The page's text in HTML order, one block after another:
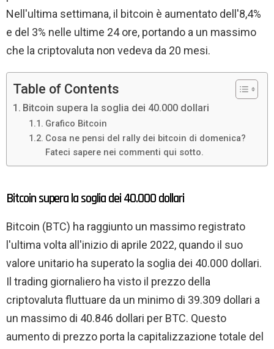
Nell'ultima settimana, il bitcoin è aumentato dell'8,4%
e del 3% nelle ultime 24 ore, portando a un massimo
che la criptovaluta non vedeva da 20 mesi.
Table of Contents
Bitcoin supera la soglia dei 40.000 dollari
Grafico Bitcoin
Cosa ne pensi del rally dei bitcoin di domenica?
Fateci sapere nei commenti qui sotto.
Bitcoin supera la soglia dei 40.000 dollari
Bitcoin (BTC) ha raggiunto un massimo registrato
l'ultima volta all'inizio di aprile 2022, quando il suo
valore unitario ha superato la soglia dei 40.000 dollari.
Il trading giornaliero ha visto il prezzo della
criptovaluta fluttuare da un minimo di 39.309 dollari a
un massimo di 40.846 dollari per BTC. Questo
aumento di prezzo porta la capitalizzazione totale del